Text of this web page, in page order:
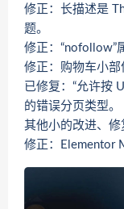
修正：长描述是
题。
修正：“nofollow”
修正：购物车小部
已修复：“允许按
的错误分页类型。
其他小的改进、修
修正：Elementor